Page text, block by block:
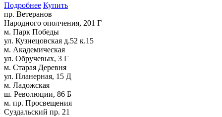
Подробнее Купить
пр. Ветеранов
Народного ополчения, 201 Г
м. Парк Победы
ул. Кузнецовская д.52 к.15
м. Академическая
ул. Обручевых, 3 Г
м. Старая Деревня
ул. Планерная, 15 Д
м. Ладожская
ш. Революции, 86 Б
м. пр. Просвещения
Суздальский пр. 21